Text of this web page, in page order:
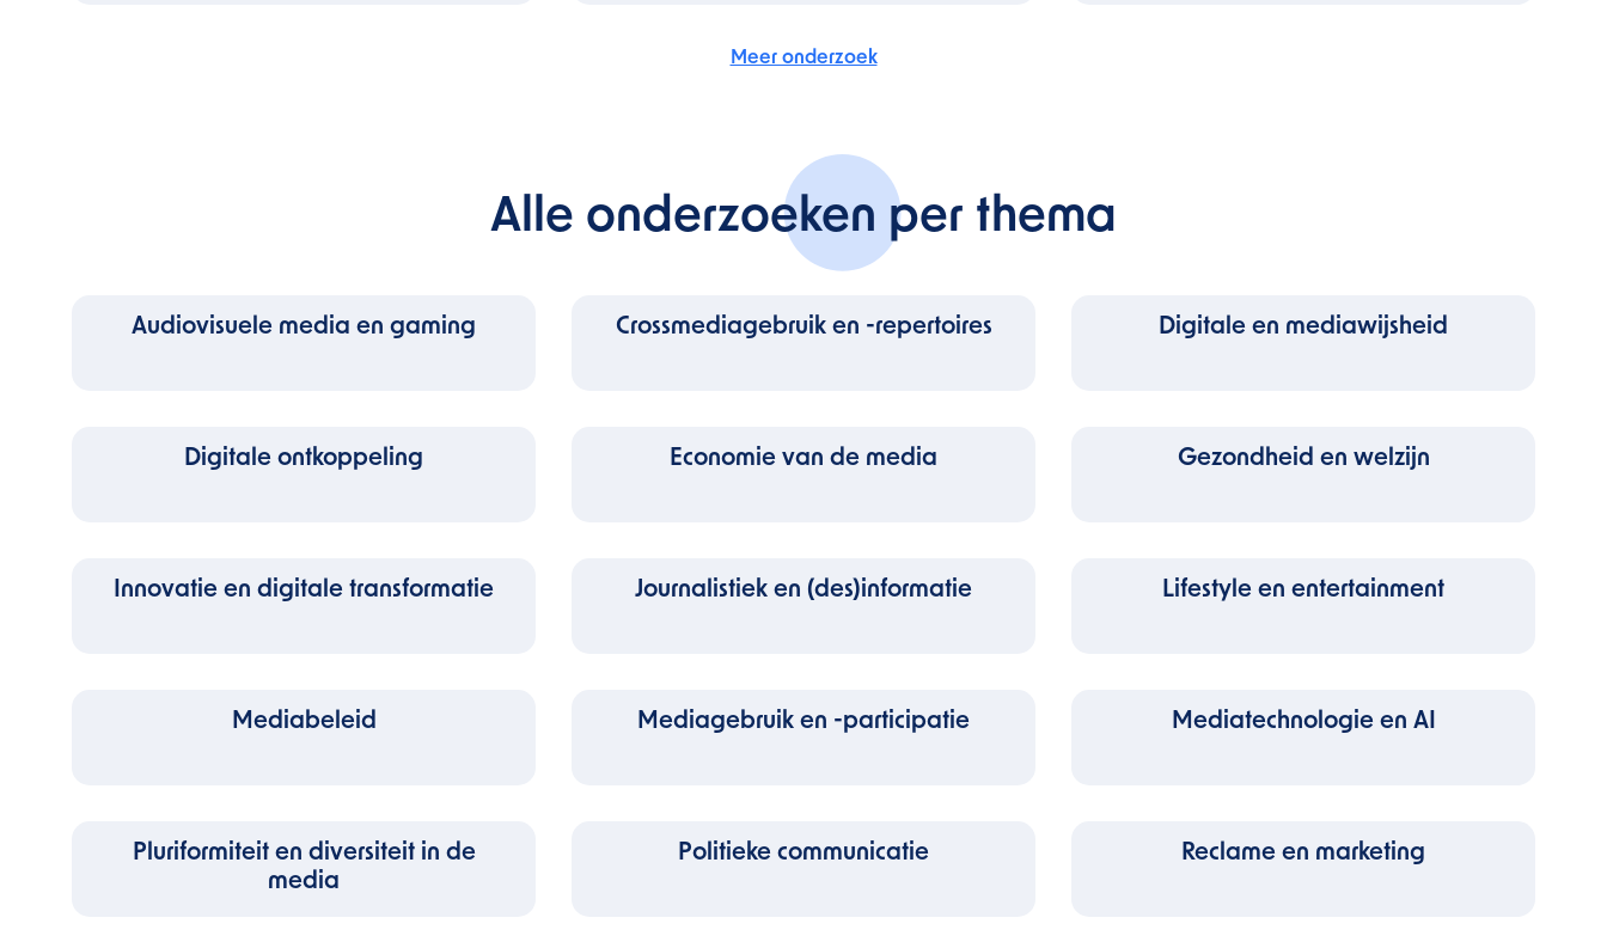
Meer onderzoek
Alle onderzoeken per thema
Audiovisuele media en gaming Crossmediagebruik en -repertoires Digitale en mediawijsheid
Digitale ontkoppeling Economie van de media Gezondheid en welzijn
Innovatie en digitale transformatie Journalistiek en (des)informatie Lifestyle en entertainment
Mediabeleid Mediagebruik en -participatie Mediatechnologie en AI
Pluriformiteit en diversiteit in de
media
Politieke communicatie Reclame en marketing